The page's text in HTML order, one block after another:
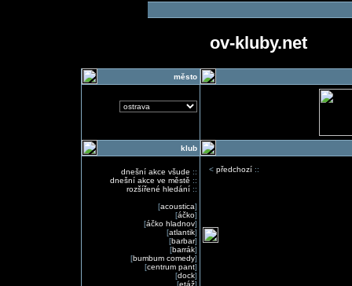
ov-kluby.net
město
klub
dnešní akce všude ::
dnešní akce ve městě ::
rozšířené hledání::
[acoustica]
[áčko]
[áčko hladnov]
[atlantik]
[barbar]
[barrák]
[bumbum comedy]
[centrum pant]
[dock]
[etáž]
< předchozí::